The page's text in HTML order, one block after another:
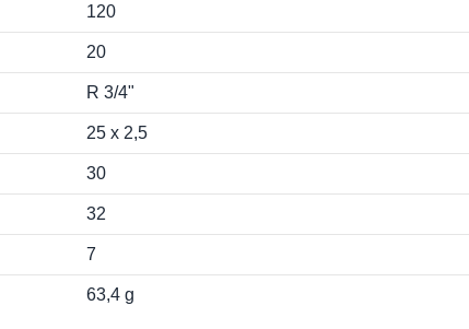
120
20
R 3/4"
25 x 2,5
30
32
7
63,4 g